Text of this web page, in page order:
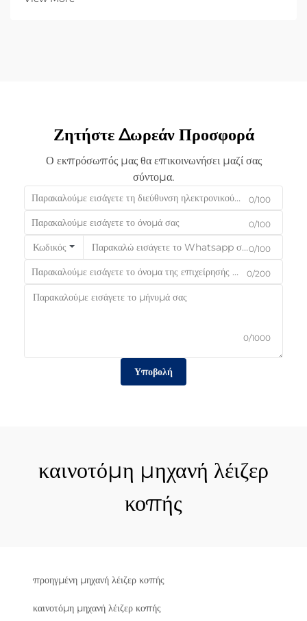
προηγμένες μηχανές λέιζερ κοπής έχει αποδειχθεί ως η πιο...
Ζητήστε Δωρεάν Προσφορά
Ο εκπρόσωπός μας θα επικοινωνήσει μαζί σας
σύντομα.
0/100
0/100
Κωδικός 0/100
0/200
0/1000
Υποβολή
καινοτόμη μηχανή λέιζερ
κοπής
προηγμένη μηχανή λέιζερ κοπής
καινοτόμη μηχανή λέιζερ κοπής